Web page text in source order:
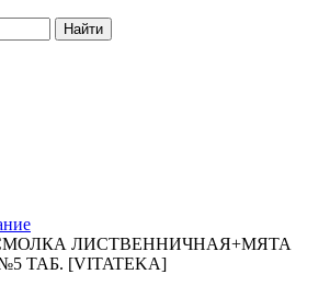
Найти
ЛИСТВЕННИЧНАЯ+МЯТА
ТАБ. [VITATEKA]